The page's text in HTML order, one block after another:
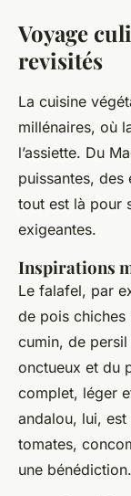
Voyage
revisités
La cuisine
millénaires, où
l’assiette. Du
puissantes,
tout est là pour
exigeantes.
Inspirations
Le falafel, par
de pois chiches
cumin, de
onctueux et du
complet, léger
andalou, lui,
tomates,
une bénédiction.